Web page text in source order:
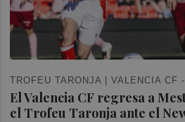
TROFEU TARONJA | VALENCIA CF
El Valencia CF regresa a
el Trofeu Taronja ante el